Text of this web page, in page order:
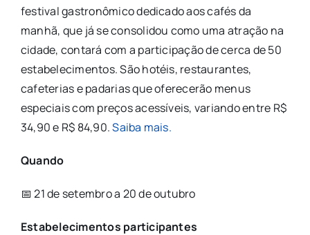
festival gastronômico dedicado aos cafés da
manhã, que já se consolidou como uma atração na
cidade, contará com a participação de cerca de 50
estabelecimentos. São hotéis, restaurantes,
cafeterias e padarias que oferecerão menus
especiais com preços acessíveis, variando entre R$
34,90 e R$ 84,90.Saiba mais.
Quando
📅 21 de setembro a 20 de outubro
Estabelecimentos participantes